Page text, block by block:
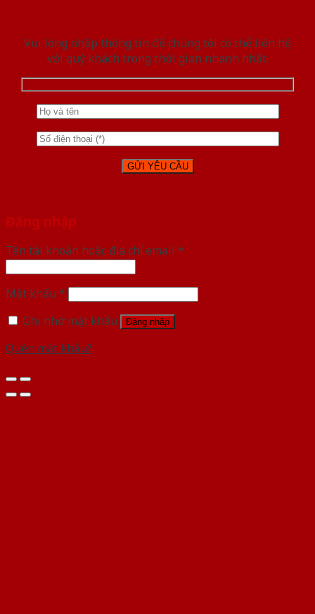
Vui lòng nhập thông tin để chúng tôi có thể liên hệ
với quý khách trong thời gian nhanh nhất.
Đăng nhập
Tên tài khoản hoặc địa chỉ email *
Mật khẩu *
Ghi nhớ mật khẩu
Đăng nhập
Quên mật khẩu?